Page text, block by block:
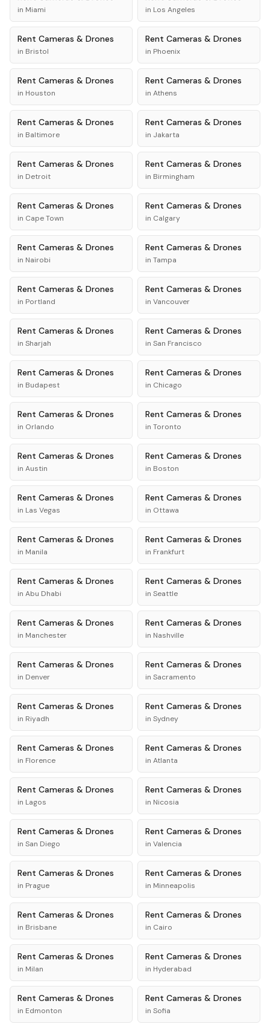
in Miami in Los Angeles
Rent Cameras & Drones
in Bristol
Rent Cameras & Drones
in Phoenix
Rent Cameras & Drones
in Houston
Rent Cameras & Drones
in Athens
Rent Cameras & Drones
in Baltimore
Rent Cameras & Drones
in Jakarta
Rent Cameras & Drones
in Detroit
Rent Cameras & Drones
in Birmingham
Rent Cameras & Drones
in Cape Town
Rent Cameras & Drones
in Calgary
Rent Cameras & Drones
in Nairobi
Rent Cameras & Drones
in Tampa
Rent Cameras & Drones
in Portland
Rent Cameras & Drones
in Vancouver
Rent Cameras & Drones
in Sharjah
Rent Cameras & Drones
in San Francisco
Rent Cameras & Drones
in Budapest
Rent Cameras & Drones
in Chicago
Rent Cameras & Drones
in Orlando
Rent Cameras & Drones
in Toronto
Rent Cameras & Drones
in Austin
Rent Cameras & Drones
in Boston
Rent Cameras & Drones
in Las Vegas
Rent Cameras & Drones
in Ottawa
Rent Cameras & Drones
in Manila
Rent Cameras & Drones
in Frankfurt
Rent Cameras & Drones
in Abu Dhabi
Rent Cameras & Drones
in Seattle
Rent Cameras & Drones
in Manchester
Rent Cameras & Drones
in Nashville
Rent Cameras & Drones
in Denver
Rent Cameras & Drones
in Sacramento
Rent Cameras & Drones
in Riyadh
Rent Cameras & Drones
in Sydney
Rent Cameras & Drones
in Florence
Rent Cameras & Drones
in Atlanta
Rent Cameras & Drones
in Lagos
Rent Cameras & Drones
in Nicosia
Rent Cameras & Drones
in San Diego
Rent Cameras & Drones
in Valencia
Rent Cameras & Drones
in Prague
Rent Cameras & Drones
in Minneapolis
Rent Cameras & Drones
in Brisbane
Rent Cameras & Drones
in Cairo
Rent Cameras & Drones
in Milan
Rent Cameras & Drones
in Hyderabad
Rent Cameras & Drones
in Edmonton
Rent Cameras & Drones
in Sofia